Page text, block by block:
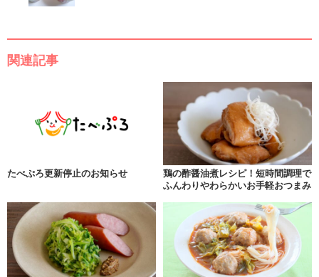
関連記事
たべぷろ更新停止のお知らせ
鶏の酢醤油煮レシピ！短時間調理で
ふんわりやわらかいお手軽おつまみ